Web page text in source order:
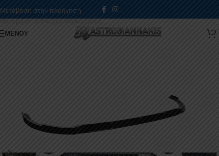
Μετάβαση στην πλοήγηση
Μετάβαση στο κύριο περιεχόμενο
ΜΕΝΟΎ